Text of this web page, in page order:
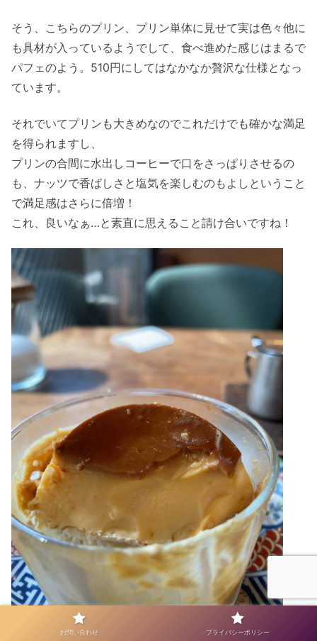
そう、こちらのプリン、プリン単体に見せて実は色々他に
も具材が入っているようでして、食べ進めた感じはまるで
パフェのよう。510円にしてはなかなか贅沢な仕様となっ
ています。
それでいてプリンも大きめなのでこれだけでも確かな満足
を得られますし、
プリンの合間に水出しコーヒーで口をさっぱりさせるの
も、ナッツで香ばしさと塩気を楽しむのもよしということ
で満足感はさらに倍増！
これ、良いなぁ…と素直に思えること請け合いですね！
そしてコーヒーが減ってきたのでワインのテイスティング
お問い合わせ プライバシーポリシー